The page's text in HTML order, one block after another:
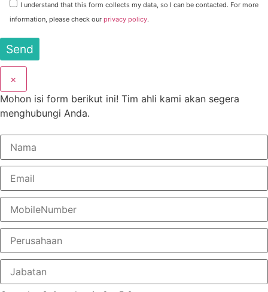
I understand that this form collects my data, so I can be contacted. For more
information, please check our privacy policy.
×
Mohon isi form berikut ini! Tim ahli kami akan segera
menghubungi Anda.